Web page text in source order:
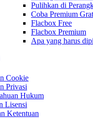
Pulihkan di
Coba Premium
Flacbox Free
Flacbox Premium
Apa yang harus
Cookie
Privasi
Hukum
Lisensi
Ketentuan